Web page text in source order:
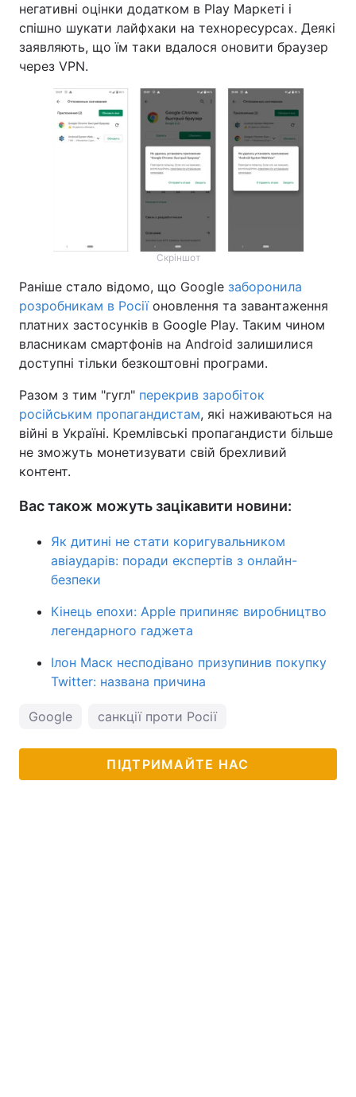
негативні оцінки додатком в Play Маркеті і
спішно шукати лайфхаки на техноресурсах. Деякі
заявляють, що їм таки вдалося оновити браузер
через VPN.
Скріншот
Раніше стало відомо, що Google заборонила
розробникам в Росіїоновлення та завантаження
платних застосунків в Google Play. Таким чином
власникам смартфонів на Android залишилися
доступні тільки безкоштовні програми.
Разом з тим "гугл" перекрив заробіток
російським пропагандистам, які наживаються на
війні в Україні. Кремлівські пропагандисти більше
не зможуть монетизувати свій брехливий
контент.
Вас також можуть зацікавити новини:
Як дитині не стати коригувальником
авіаударів: поради експертів з онлайн-
безпеки
Кінець епохи: Apple припиняє виробництво
легендарного гаджета
Ілон Маск несподівано призупинив покупку
Twitter: названа причина
Google санкції проти Росії
ПІДТРИМАЙТЕ НАС